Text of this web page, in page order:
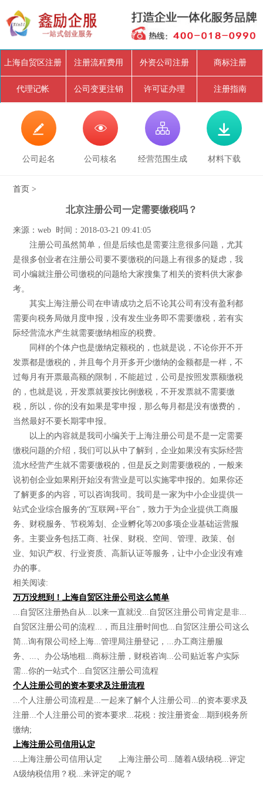
上海自贸区注册 注册流程费用 外资公司注册 商标注册
代理记帐 公司变更注销 许可证办理 注册指南

公司起名

公司核名

经营范围生成

材料下载
首页 >
北京注册公司一定需要缴税吗？
来源：web 时间：2018-03-21 09:41:05
注册公司虽然简单，但是后续也是需要注意很多问题，尤其
是很多创业者在注册公司要不要缴税的问题上有很多的疑虑，我
司小编就注册公司缴税的问题给大家搜集了相关的资料供大家参
考。
其实上海注册公司在申请成功之后不论其公司有没有盈利都
需要向税务局做月度申报，没有发生业务即不需要缴税，若有实
际经营流水产生就需要缴纳相应的税费。
同样的个体户也是缴纳定额税的，也就是说，不论你开不开
发票都是缴税的，并且每个月开多开少缴纳的金额都是一样，不
过每月有开票最高额的限制，不能超过，公司是按照发票额缴税
的，也就是说，开发票就要按比例缴税，不开发票就不需要缴
税，所以，你的没有如果是零申报，那么每月都是没有缴费的，
当然最好不要长期零申报。
以上的内容就是我司小编关于上海注册公司是不是一定需要
缴税问题的介绍，我们可以从中了解到，企业如果没有实际经营
流水经营产生就不需要缴税的，但是反之则需要缴税的，一般来
说初创企业如果刚开始没有营业是可以实施零申报的。如果你还
了解更多的内容，可以咨询我司。我司是一家为中小企业提供一
站式企业综合服务的“互联网+平台”，致力于为企业提供工商服
务、财税服务、节税筹划、企业孵化等200多项企业基础运营服
务。主要业务包括工商、社保、财税、空间、管理、政策、创
业、知识产权、行业资质、高新认证等服务，让中小企业没有难
办的事。
相关阅读:
万万没想到！上海自贸区注册公司这么简单
...自贸区注册热自从...以来一直就没...自贸区注册公司肯定是非...
自贸区注册公司的流程...，而且注册时间也...自贸区注册公司这么
简...询有限公司经上海...管理局注册登记，...办工商注册服
务、...、办公场地租...商标注册，财税咨询...公司贴近客户实际
需...你的一站式个...自贸区注册公司流程
个人注册公司的资本要求及注册流程
...个人注册公司流程是...一起来了解个人注册公司...的资本要求及
注册...个人注册公司的资本要求...花税：按注册资金...期到税务所
缴纳;
上海注册公司信用认定
...上海注册公司信用认定 上海注册公司...随着A级纳税...评定
A级纳税信用？税...来评定的呢？